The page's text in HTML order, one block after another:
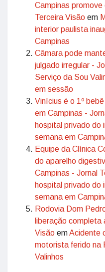
Campinas
Terceira Visão em
interior paulista
Campinas
Câmara pode
julgado irregular -
Serviço da Sou
em sessão
Vinícius é o 1º
em Campinas -
hospital privado do
semana em
Equipe da Clínica
do aparelho
Campinas - Jornal
hospital privado do
semana em
Rodovia Dom
liberação completa
Visão emAcidente
motorista ferido na
Valinhos